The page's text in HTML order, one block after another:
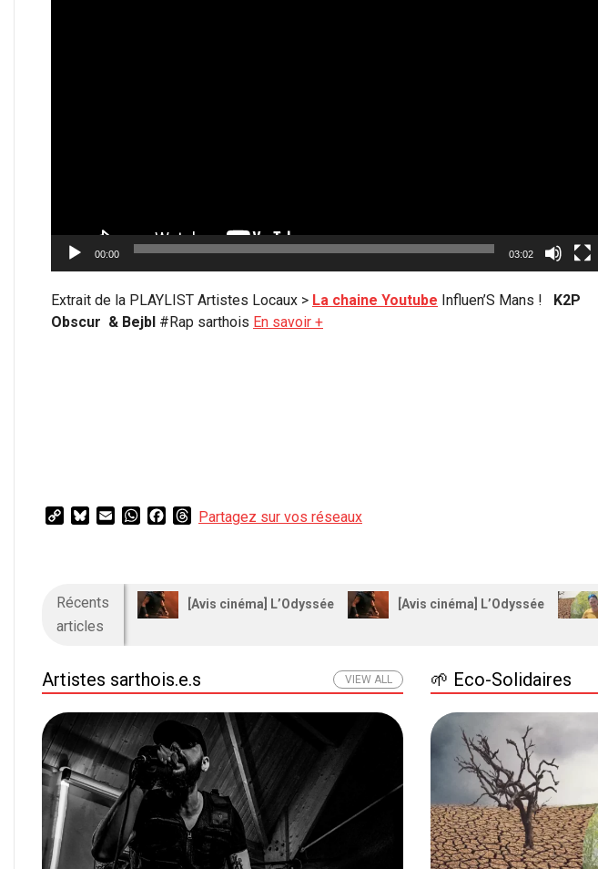
00:00 03:02
Extrait de la PLAYLIST Artistes Locaux > La chaine Youtube Influen’S Mans !
K2P
Obscur & Bejbl #Rap sarthois En savoir +
Copy Bluesky
Email WhatsApp
Facebook
Threads
Partagez sur vos réseaux
12-Récents
articles
[Avis cinéma] L’Odyssée [Avis cinéma] L’Odyssée
Artistes sarthois.e.s VIEW ALL 🌱 Eco-Solidaires